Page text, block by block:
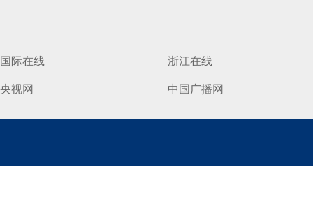
国际在线 浙江在线
央视网 中国广播网